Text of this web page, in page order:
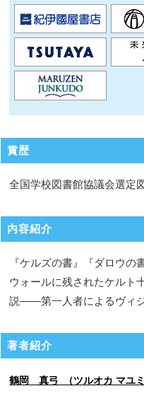
賞歴
全国学校図書館協議会選定
内容紹介
『ケルズの書』『ダロウ
ウォールに残されたケルト
説――第一人者によるヴィ
著者紹介
鶴岡 真弓 （ツルオカ マユミ